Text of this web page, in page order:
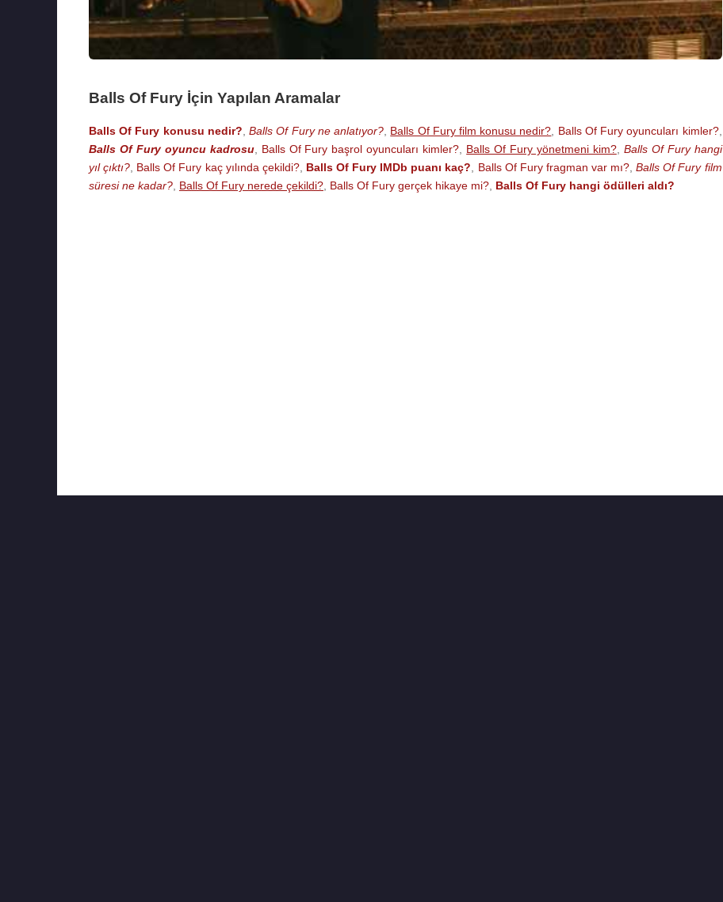
Balls Of Fury İçin Yapılan Aramalar
Balls Of Fury konusu nedir? ,Balls Of Fury ne anlatıyor? Balls Of Fury film konusu nedir? Balls Of Fury oyuncuları kimler?,
Balls Of Fury oyuncu kadrosu, Balls Of Fury başrol oyuncuları kimler? Balls Of Fury yönetmeni kim?, Balls Of Fury hangi
yıl çıktı? Balls Of Fury kaç yılında çekildi?, Balls Of Fury IMDb puanı kaç? Balls Of Fury fragman var mı? ,Balls Of Fury film
süresi ne kadar? Balls Of Fury nerede çekildi? Balls Of Fury gerçek hikaye mi? Balls Of Fury hangi ödülleri aldı?